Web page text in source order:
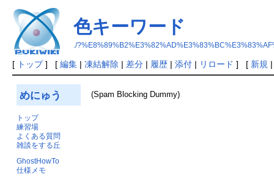
色キーワード
./
[ トップ] [ 編集| 凍結解除 | 差分| 履歴| 添付| リロード ] [ 新規
めにゅう
トップ
練習場
よくある質問
雑談をする丘
GhostHowTo
仕様メモ
(Spam Blocking Dummy)